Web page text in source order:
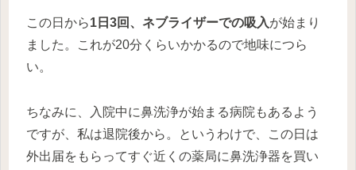
この日から1日3回、ネブライザーでの吸入が始まり
ました。これが20分くらいかかるので地味につら
い。
ちなみに、入院中に鼻洗浄が始まる病院もあるよう
ですが、私は退院後から。というわけで、この日は
外出届をもらってすぐ近くの薬局に鼻洗浄器を買い